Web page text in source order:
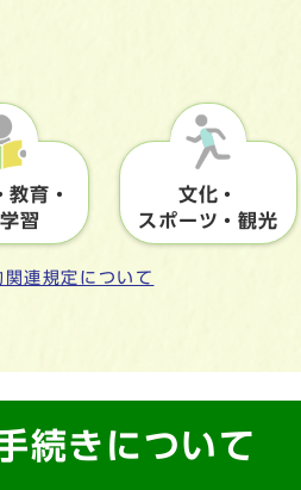
教育・
習
文化・
スポーツ・観光
関連規定について
続きについて